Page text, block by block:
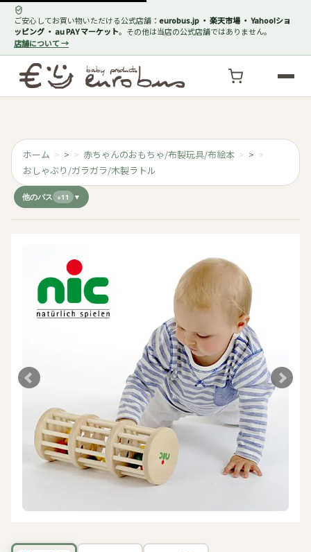
ご安心してお買い物いただける公式店舗： eurobus.jp ・ 楽天市場 ・ Yahoo!ショ
ッピング ・ au PAY マーケット。その他は当店の公式店舗ではありません。
店舗について →
ホーム > 赤ちゃんのおもちゃ/布製玩具/布絵本
>
おしゃぶり/ガラガラ/木製ラトル
他のパス +11